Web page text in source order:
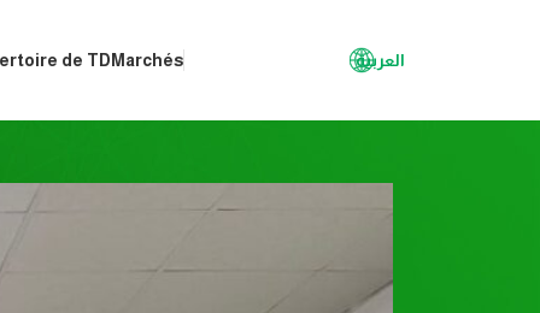
de TD Marchés العربية